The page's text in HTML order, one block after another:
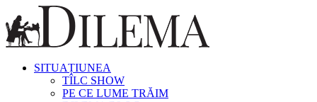
SITUAȚIUNEA
TÎLC SHOW
PE CE LUME TRĂIM